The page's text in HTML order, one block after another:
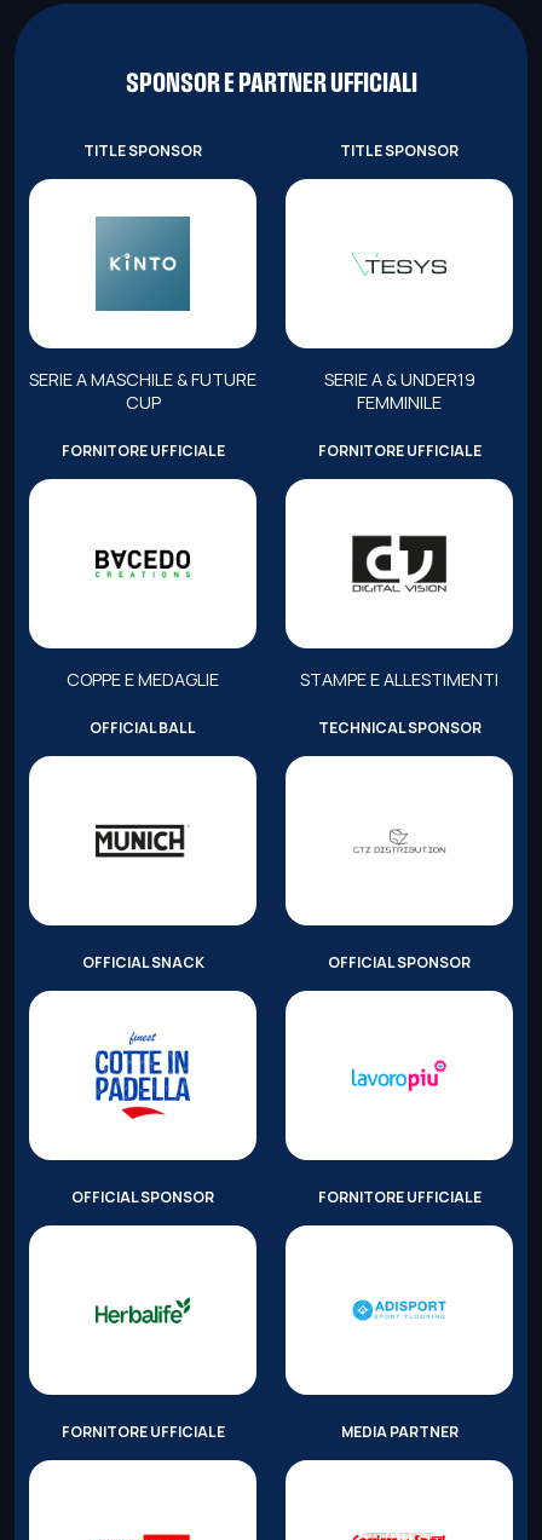
SPONSOR E PARTNER UFFICIALI
TITLE SPONSOR
SERIE A MASCHILE & FUTURE
CUP
TITLE SPONSOR
SERIE A & UNDER19
FEMMINILE
FORNITORE UFFICIALE
COPPE E MEDAGLIE
FORNITORE UFFICIALE
STAMPE E ALLESTIMENTI
OFFICIAL BALL TECHNICAL SPONSOR
OFFICIAL SNACK OFFICIAL SPONSOR
OFFICIAL SPONSOR FORNITORE UFFICIALE
FORNITORE UFFICIALE MEDIA PARTNER